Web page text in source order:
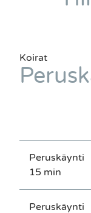
Koirat
Peruskäynti
15 min
Peruskäynti